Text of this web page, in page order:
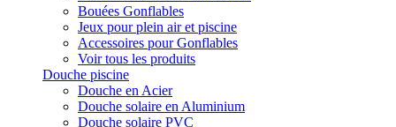
Bouées Gonflables
Jeux pour plein air et piscine
Accessoires pour Gonflables
Voir tous les produits
Douche piscine
Douche en Acier
Douche solaire en Aluminium
Douche solaire PVC